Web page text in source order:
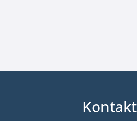
Kontakt